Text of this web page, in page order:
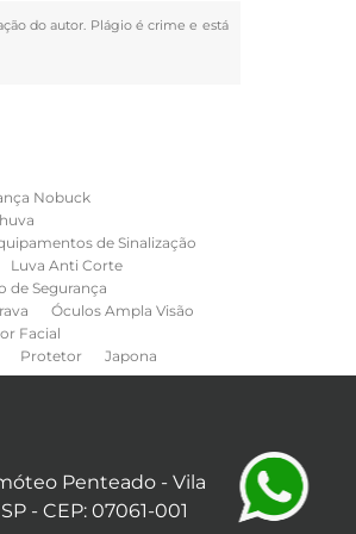
do autor. Plágio é crime e está
Nobuck
de Sinalização
Luva Anti Corte
de Segurança
Óculos Ampla Visão
Facial
Protetor Japona
Penteado - Vila
- CEP: 07061-001